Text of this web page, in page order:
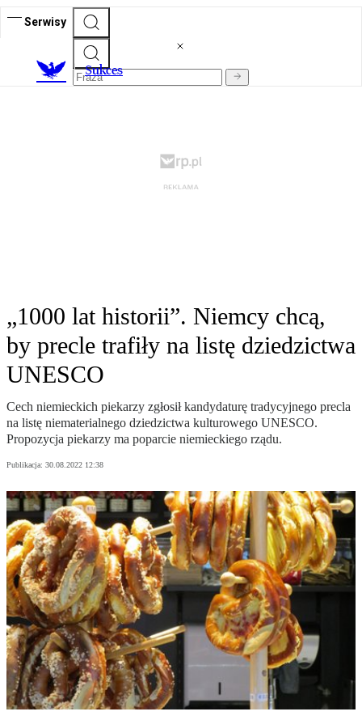
Serwisy
Sukces
„1000 lat historii”. Niemcy chcą,
by precle trafiły na listę dziedzictwa
UNESCO
Cech niemieckich piekarzy zgłosił kandydaturę tradycyjnego precla
na listę niematerialnego dziedzictwa kulturowego UNESCO.
Propozycja piekarzy ma poparcie niemieckiego rządu.
Publikacja: 30.08.2022 12:38